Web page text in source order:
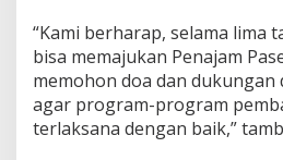
“Kami berharap, selama lima
bisa memajukan Penajam
memohon doa dan dukungan
agar program-program
terlaksana dengan baik,”